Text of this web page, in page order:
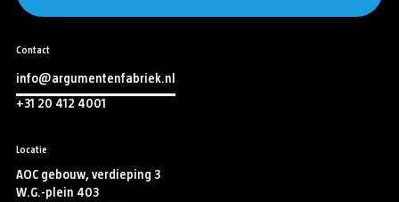
Contact
info@argumentenfabriek.nl
+31 20 412 4001
Locatie
AOC gebouw, verdieping 3
W.G.-plein 403